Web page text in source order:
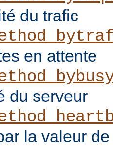
du trafic
en attente
du serveur
la valeur